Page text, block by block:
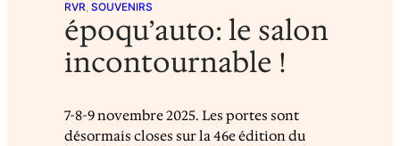
RVR, SOUVENIRS
époqu’auto: le salon
incontournable !
7-8-9 novembre 2025. Les portes sont
désormais closes sur la 46e édition du